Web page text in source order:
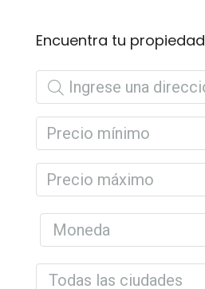
Encuentra tu propiedad
Moneda
Todas las ciudades